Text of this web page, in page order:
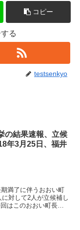
コピー
る
testsenkyo
の結果速報、立候
年3月25日、福井
満了に伴うおおい町
対して2人が立候補し
はこのおおい町長選